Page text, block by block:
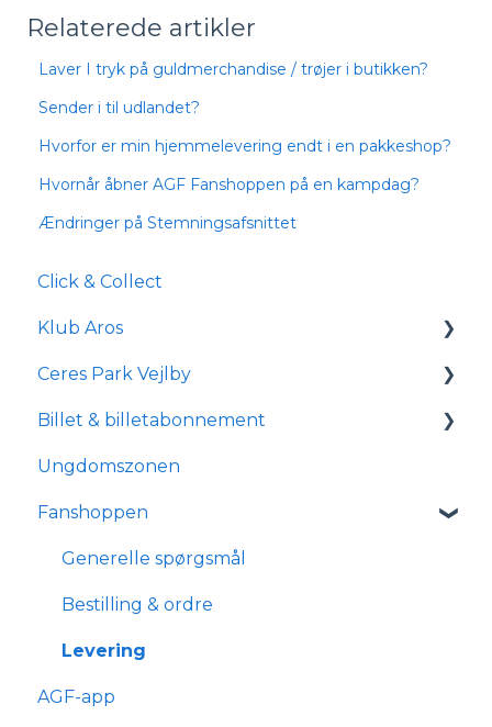
Relaterede artikler
Laver I tryk på guldmerchandise / trøjer i butikken?
Sender i til udlandet?
Hvorfor er min hjemmelevering endt i en pakkeshop?
Hvornår åbner AGF Fanshoppen på en kampdag?
Ændringer på Stemningsafsnittet
Click & Collect
Klub Aros
Om Klub Aros
Hvad indeholder Klub Aros?
Tilmelding og medlemskab
Ceres Park Vejlby
Information om Ceres Park Vejlby
Transport og parkering
Forhold for handicappede og
Billet & billetabonnement
Generelle spørgsmål
Om reservationsabonnement
Billetkøb
Billetabonnement
Typer af billetabonnementer
Anciennitet
Ungdomszonen
Fanshoppen
Generelle spørgsmål
Bestilling & ordre
Levering
AGF-app